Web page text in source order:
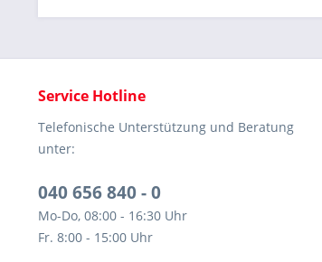
Service Hotline
Telefonische Unterstützung und Beratung
unter:
040 656 840 - 0
Mo-Do, 08:00 - 16:30 Uhr
Fr. 8:00 - 15:00 Uhr